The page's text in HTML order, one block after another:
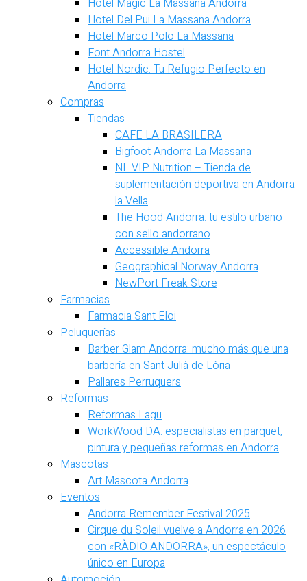
Hotel Màgic La Massana Andorra
Hotel Del Pui La Massana Andorra
Hotel Marco Polo La Massana
Font Andorra Hostel
Hotel Nordic: Tu Refugio Perfecto en
Andorra
Compras
Tiendas
CAFE LA BRASILERA
Bigfoot Andorra La Massana
NL VIP Nutrition – Tienda de
suplementación deportiva en Andorra
la Vella
The Hood Andorra: tu estilo urbano
con sello andorrano
Accessible Andorra
Geographical Norway Andorra
NewPort Freak Store
Farmacias
Farmacia Sant Eloi
Peluquerías
Barber Glam Andorra: mucho más que una
barbería en Sant Julià de Lòria
Pallares Perruquers
Reformas
Reformas Lagu
WorkWood DA: especialistas en parquet,
pintura y pequeñas reformas en Andorra
Mascotas
Art Mascota Andorra
Eventos
Andorra Remember Festival 2025
Cirque du Soleil vuelve a Andorra en 2026
con «RÀDIO ANDORRA», un espectáculo
único en Europa